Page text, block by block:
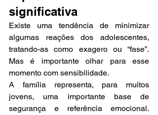
significativa
Existe uma tendência de minimizar
algumas reações dos adolescentes,
tratando-as como exagero ou “fase”.
Mas é importante olhar para esse
momento com sensibilidade.
A família representa, para muitos
jovens, uma importante base de
segurança e referência emocional.